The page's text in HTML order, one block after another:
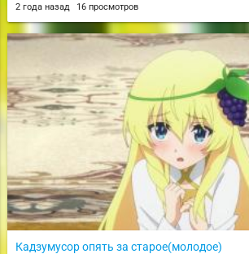
2 года назад 16 просмотров
Кадзумусор опять за старое(молодое)